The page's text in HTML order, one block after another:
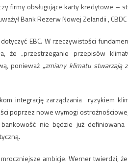
firmy obsługujące karty kredytowe –
Bank Rezerw Nowej Zelandii ,
EBC. W rzeczywistości
że ​​„przestrzeganie przepisów
ponieważ „zmiany klimatu stwarzają
integrację zarządzania ryzykiem
poprzez nowe wymogi
nie będzie już
mroczniejsze ambicje. Werner twierdzi,